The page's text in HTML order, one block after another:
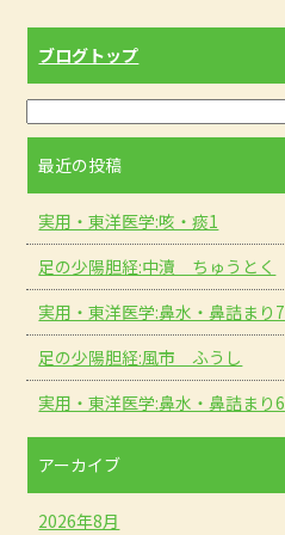
o
o
k
ブログトップ
最近の投稿
実用・東洋医学:咳・痰1
足の少陽胆経:中瀆 ちゅうとく
実用・東洋医学:鼻水・鼻詰まり7
足の少陽胆経:風市 ふうし
実用・東洋医学:鼻水・鼻詰まり6
アーカイブ
2026年8月